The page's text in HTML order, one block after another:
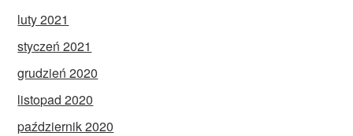
luty 2021
styczeń 2021
grudzień 2020
listopad 2020
październik 2020